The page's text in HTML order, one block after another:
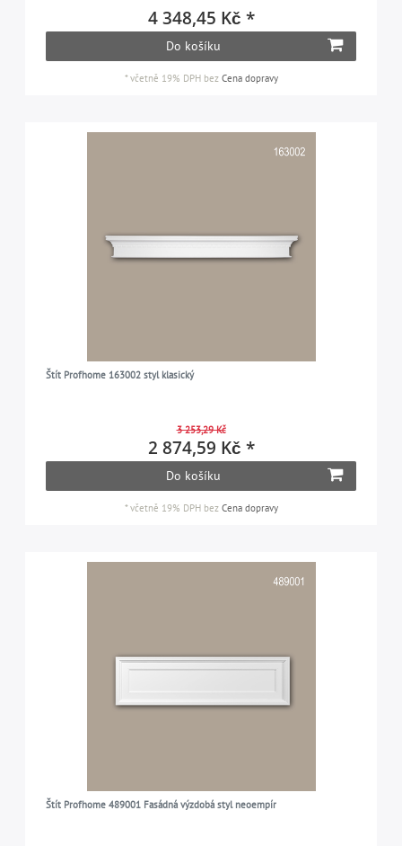
4 348,45 Kč *
Do košíku
*včetně 19% DPHbez Cena dopravy
Štít Profhome 163002 styl klasický
3 253,29 Kč
2 874,59 Kč *
Do košíku
*včetně 19% DPHbez Cena dopravy
Štít Profhome 489001 Fasádná výzdobá styl neoempír